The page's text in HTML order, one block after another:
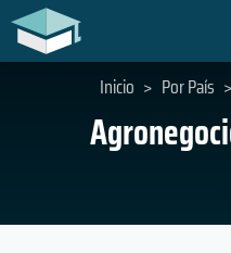
Inicio > Por País >